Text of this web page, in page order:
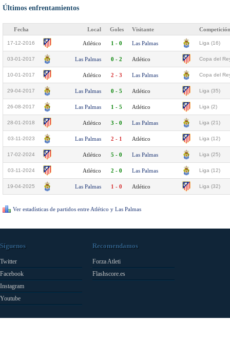
Últimos enfrentamientos
Fecha Local Goles Visitante Competición
17-12-2016 Atlético 1 - 0 Las Palmas Liga (16)
03-01-2017 Las Palmas 0 - 2 Atlético Copa del
10-01-2017 Atlético 2 - 3 Las Palmas Copa del
29-04-2017 Las Palmas 0 - 5 Atlético Liga (35)
26-08-2017 Las Palmas 1 - 5 Atlético Liga (2)
28-01-2018 Atlético 3 - 0 Las Palmas Liga (21)
03-11-2023 Las Palmas 2 - 1 Atlético Liga (12)
17-02-2024 Atlético 5 - 0 Las Palmas Liga (25)
03-11-2024 Atlético 2 - 0 Las Palmas Liga (12)
19-04-2025 Las Palmas 1 - 0 Atlético Liga (32)
Ver estadísticas de partidos entre Atlético y Las Palmas
Síguenos
Twitter
Facebook
Instagram
Youtube
Recomendamos
Forza Atleti
Flashscore.es